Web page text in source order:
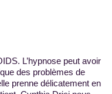
L’hypnose peut avoir
des problèmes de
prenne délicatement en